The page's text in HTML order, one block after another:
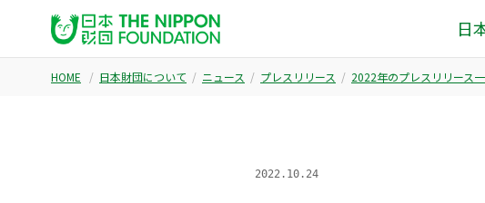
日
HOME 日本財団について ニュース プレスリリース 2022年のプレスリリース
2022.10.24